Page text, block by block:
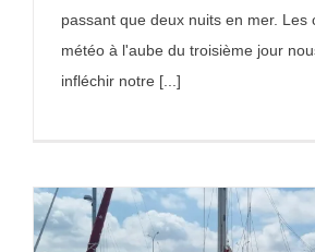
passant que deux nuits en mer. Les
météo à l'aube du troisième jour
infléchir notre [...]